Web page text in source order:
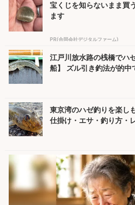
宝くじを知らないまま買
ます
PR(合同会社デジタルファーム)
江戸川放水路の桟橋でハ
船】 ズル引き釣法が的中
東京湾のハゼ釣りを楽し
仕掛け・エサ・釣り方・